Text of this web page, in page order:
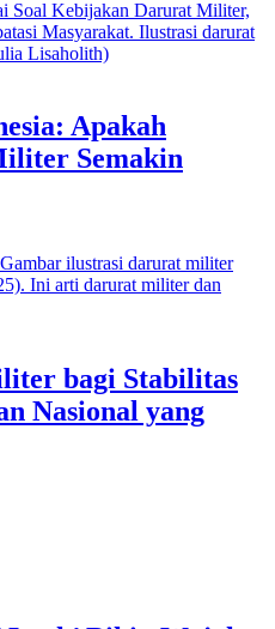
Apakah
Semakin
bagi Stabilitas
Nasional yang